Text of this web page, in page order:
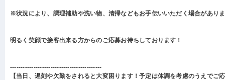
※状況により、調理補助や洗い物、清掃などもお手伝いいただく場合があり
明るく笑顔で接客出来る方からのご応募お待ちしております！
-------------------------------------------
【当日、遅刻や欠勤をされると大変困ります！予定は体調を考慮のうえでご